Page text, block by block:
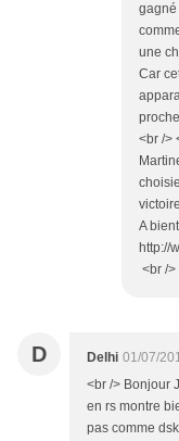
gagné
une
Car
<br />
A
http://
<br />
D Delhi 01/07/
<br /> Bonjour
en rs montre
pas comme